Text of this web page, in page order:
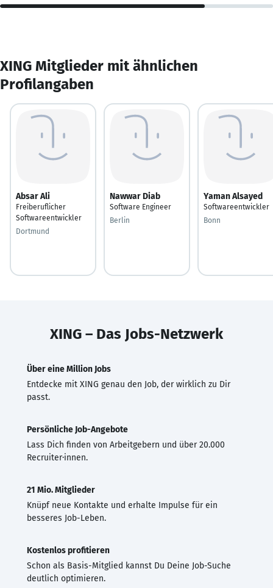
XING Mitglieder mit ähnlichen
Profilangaben
Absar Ali
Freiberuflicher
Softwareentwickler
Dortmund
Nawwar Diab
Software Engineer
Berlin
Yaman Alsayed
Softwareentwickler
Bonn
XING – Das Jobs-Netzwerk
Über eine Million Jobs
Entdecke mit XING genau den Job, der wirklich zu Dir
passt.
Persönliche Job-Angebote
Lass Dich finden von Arbeitgebern und über 20.000
Recruiter·innen.
21 Mio. Mitglieder
Knüpf neue Kontakte und erhalte Impulse für ein
besseres Job-Leben.
Kostenlos profitieren
Schon als Basis-Mitglied kannst Du Deine Job-Suche
deutlich optimieren.